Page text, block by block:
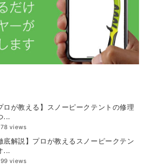
ロが教える】スノーピークテントの修理
...
views
底解説】プロが教えるスノーピークテン
...
views